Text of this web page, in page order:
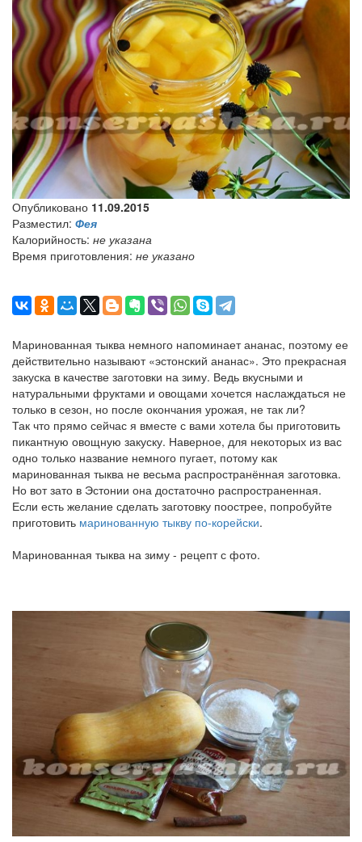
Опубликовано 11.09.2015
Разместил: Фея
Калорийность: не указана
Время приготовления: не указано
Маринованная тыква немного напоминает ананас, поэтому ее
действительно называют «эстонский ананас». Это прекрасная
закуска в качестве заготовки на зиму. Ведь вкусными и
натуральными фруктами и овощами хочется наслаждаться не
только в сезон, но после окончания урожая, не так ли?
Так что прямо сейчас я вместе с вами хотела бы приготовить
пикантную овощную закуску. Наверное, для некоторых из вас
одно только название немного пугает, потому как
маринованная тыква не весьма распространённая заготовка.
Но вот зато в Эстонии она достаточно распространенная.
Если есть желание сделать заготовку поострее, попробуйте
приготовить маринованную тыкву по-корейски.
Маринованная тыква на зиму - рецепт с фото.